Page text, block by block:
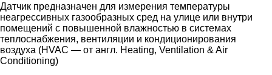
Датчик предназначен для измерения температуры
неагрессивных газообразных сред на улице или внутри
помещений c повышенной влажностью в системах
теплоснабжения, вентиляции и кондиционирования
воздуха (HVAC — от англ. Heating, Ventilation & Air
Conditioning)